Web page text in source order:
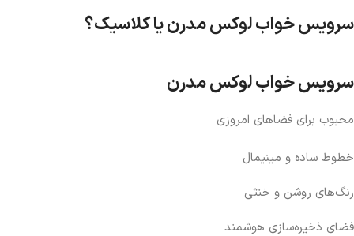
سرویس خواب لوکس مدرن یا کلاسیک؟
سرویس خواب لوکس مدرن
محبوب برای فضاهای امروزی
خطوط ساده و مینیمال
رنگ‌های روشن و خنثی
فضای ذخیره‌سازی هوشمند